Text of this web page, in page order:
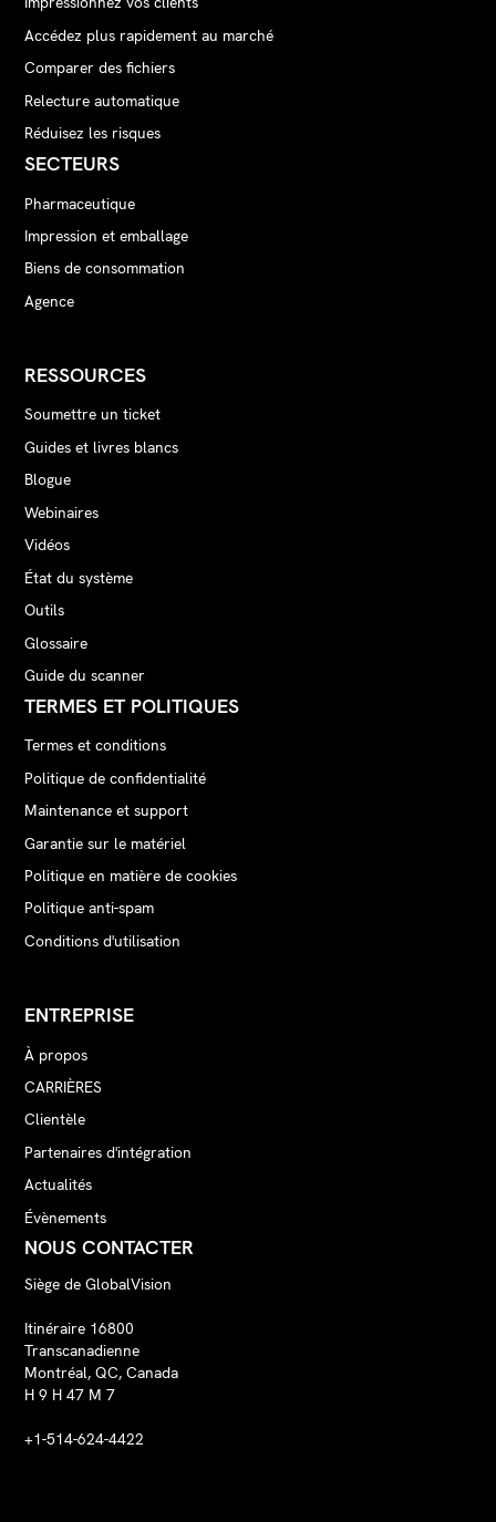
Accédez plus rapidement au marché
Comparer des fichiers
Relecture automatique
Réduisez les risques
SECTEURS
Pharmaceutique
Impression et emballage
Biens de consommation
Agence
RESSOURCES
Soumettre un ticket
Guides et livres blancs
Blogue
Webinaires
Vidéos
État du système
Outils
Glossaire
Guide du scanner
TERMES ET POLITIQUES
Termes et conditions
Politique de confidentialité
Maintenance et support
Garantie sur le matériel
Politique en matière de cookies
Politique anti-spam
Conditions d'utilisation
ENTREPRISE
À propos
CARRIÈRES
Clientèle
Partenaires d'intégration
Actualités
Évènements
NOUS CONTACTER
Siège de GlobalVision
Itinéraire 16800
Transcanadienne
Montréal, QC, Canada
H 9 H 47 M 7
+1-514-624-4422